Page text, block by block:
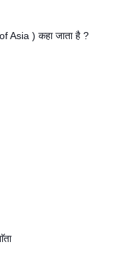
Asia ) कहा जाता है ?